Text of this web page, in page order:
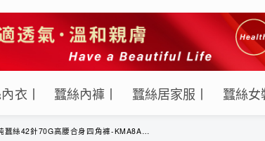
衣丨 蠶絲內褲丨 蠶絲居家服丨 蠶絲女
絲42針70G高腰合身四角褲-KMA8A1026J(銀灰) 腰圍加大版